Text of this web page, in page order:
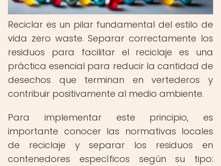
Reciclar es un pilar fundamental del estilo de
vida zero waste. Separar correctamente los
residuos para facilitar el reciclaje es una
práctica esencial para reducir la cantidad de
desechos que terminan en vertederos y
contribuir positivamente al medio ambiente.
Para implementar este principio, es
importante conocer las normativas locales
de reciclaje y separar los residuos en
contenedores específicos según su tipo: